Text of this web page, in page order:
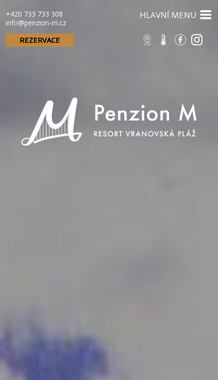
+420 733 733 308
info@penzion-m.cz
REZERVACE
HLAVNÍ MENU